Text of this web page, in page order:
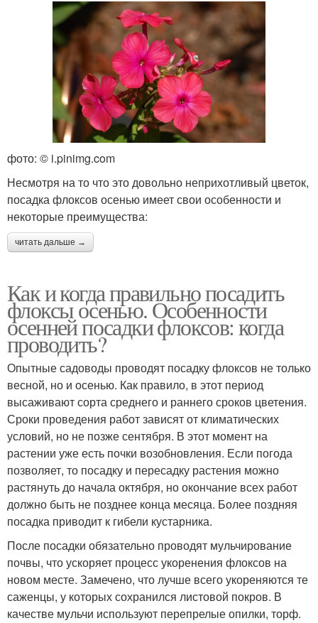
фото: © i.pinimg.com
Несмотря на то что это довольно неприхотливый цветок,
посадка флоксов осенью имеет свои особенности и
некоторые преимущества:
читать дальше →
Как и когда правильно посадить
флоксы осенью. Особенности
осенней посадки флоксов: когда
проводить?
Опытные садоводы проводят посадку флоксов не только
весной, но и осенью. Как правило, в этот период
высаживают сорта среднего и раннего сроков цветения.
Сроки проведения работ зависят от климатических
условий, но не позже сентября. В этот момент на
растении уже есть почки возобновления. Если погода
позволяет, то посадку и пересадку растения можно
растянуть до начала октября, но окончание всех работ
должно быть не позднее конца месяца. Более поздняя
посадка приводит к гибели кустарника.
После посадки обязательно проводят мульчирование
почвы, что ускоряет процесс укоренения флоксов на
новом месте. Замечено, что лучше всего укореняются те
саженцы, у которых сохранился листовой покров. В
качестве мульчи используют перепрелые опилки, торф.